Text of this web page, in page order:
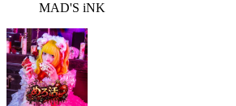
MAD'S iNK